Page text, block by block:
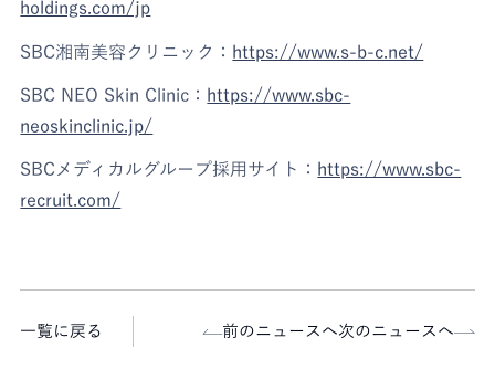
holdings.com/jp
SBC湘南美容クリニック： https://www.s-b-c.net/
SBC NEO Skin Clinic： https://www.sbc-
neoskinclinic.jp/
SBCメディカルグループ採用サイト： https://www.sbc-
recruit.com/
一覧に戻る 前のニュースへ次のニュースへ